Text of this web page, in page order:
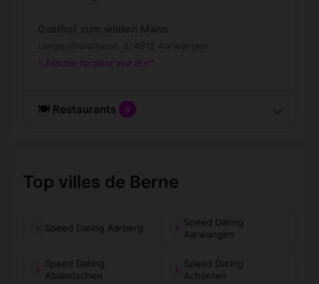
Inscris-toi pour voir le n°
🍽️ Restaurants 5
Top villes de Berne
Speed Dating Aarberg
Speed Dating
Aarwangen
Speed Dating
Abländschen
Speed Dating
Achseten